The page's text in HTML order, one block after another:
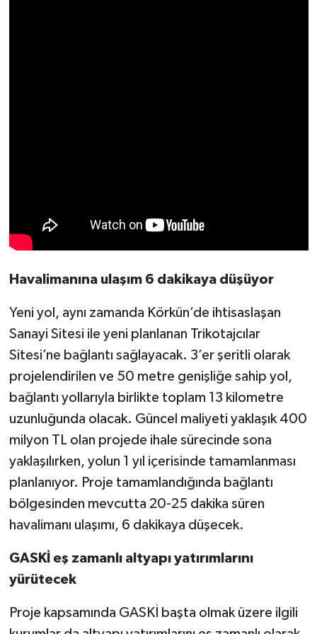
Havalimanına ulaşım 6 dakikaya düşüyor
Yeni yol, aynı zamanda Körkün’de ihtisaslaşan
Sanayi Sitesi ile yeni planlanan Trikotajcılar
Sitesi’ne bağlantı sağlayacak. 3’er şeritli olarak
projelendirilen ve 50 metre genişliğe sahip yol,
bağlantı yollarıyla birlikte toplam 13 kilometre
uzunluğunda olacak. Güncel maliyeti yaklaşık 400
milyon TL olan projede ihale sürecinde sona
yaklaşılırken, yolun 1 yıl içerisinde tamamlanması
planlanıyor. Proje tamamlandığında bağlantı
bölgesinden mevcutta 20-25 dakika süren
havalimanı ulaşımı, 6 dakikaya düşecek.
GASKİ eş zamanlı altyapı yatırımlarını
yürütecek
Proje kapsamında GASKİ başta olmak üzere ilgili